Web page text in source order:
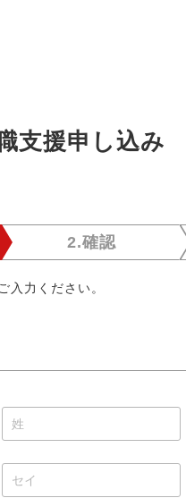
支援申し込み
2.確認
入力ください。